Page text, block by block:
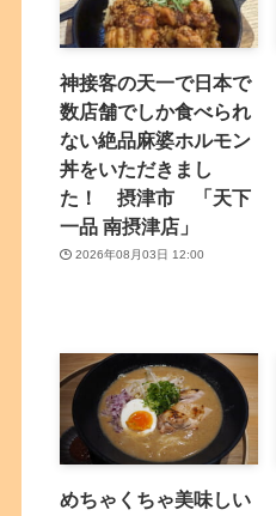
神接客の天一で日本で
数店舗でしか食べられ
ない絶品麻婆ホルモン
丼をいただきまし
た！ 摂津市 「天下
一品 南摂津店」
2026年08月03日 12:00
めちゃくちゃ美味しい